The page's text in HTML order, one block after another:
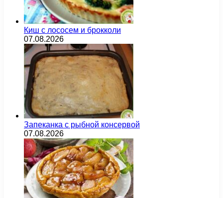
Киш с лососем и брокколи
07.08.2026
Запеканка с рыбной консервой
07.08.2026